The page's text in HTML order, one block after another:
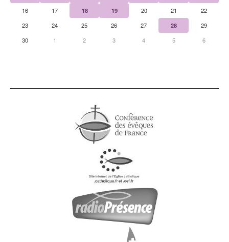
16
17 18 19 20 21
22
23
24 25 26 27 28
29
30
1 2 3 4 5 6